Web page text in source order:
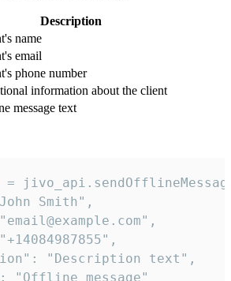
Description
name
email
phone number
information about the client
message text
Smith",
"Description text",
"Offline message"